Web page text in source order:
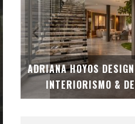
ADRIANA HOYOS
INTERIORISMO &